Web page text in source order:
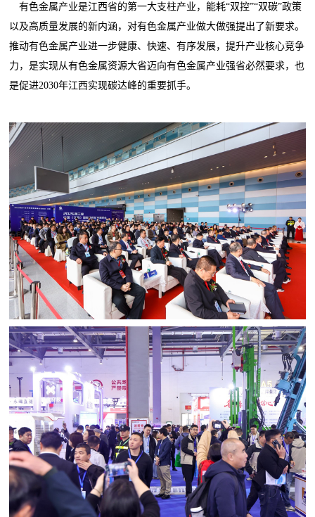
有色金属产业是江西省的第一大支柱产业，能耗“双控”“双碳”政策
以及高质量发展的新内涵，对有色金属产业做大做强提出了新要求。
推动有色金属产业进一步健康、快速、有序发展，提升产业核心竞争
力，是实现从有色金属资源大省迈向有色金属产业强省必然要求，也
是促进2030年江西实现碳达峰的重要抓手。